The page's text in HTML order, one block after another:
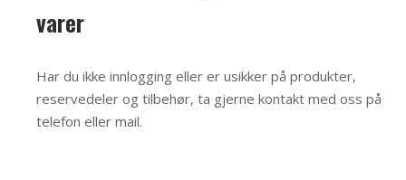
varer
Har du ikke innlogging eller er usikker på produkter,
reservedeler og tilbehør, ta gjerne kontakt med oss på
telefon eller mail.